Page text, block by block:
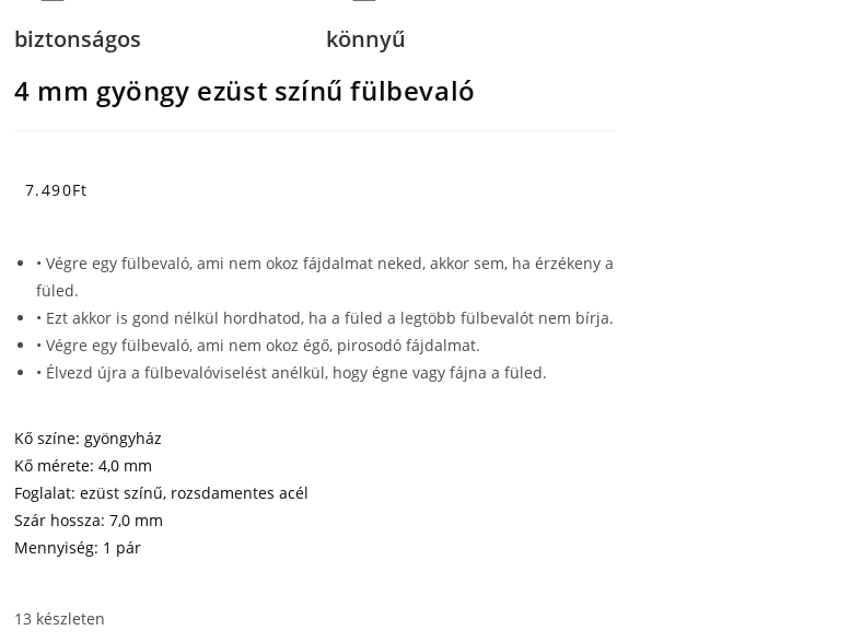
biztonságos könnyű
4 mm gyöngy ezüst színű fülbevaló
7.490Ft
• Végre egy fülbevaló, ami nem okoz fájdalmat neked, akkor sem, ha érzékeny a
füled.
• Ezt akkor is gond nélkül hordhatod, ha a füled a legtöbb fülbevalót nem bírja.
• Végre egy fülbevaló, ami nem okoz égő, pirosodó fájdalmat.
• Élvezd újra a fülbevalóviselést anélkül, hogy égne vagy fájna a füled.
Kő színe: gyöngyház
Kő mérete: 4,0 mm
Foglalat: ezüst színű, rozsdamentes acél
Szár hossza: 7,0 mm
Mennyiség: 1 pár
13 készleten